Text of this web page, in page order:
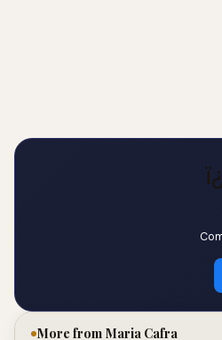
More from Maria Cafra